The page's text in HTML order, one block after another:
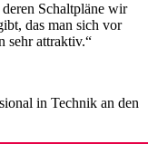
Schaltpläne wir
das man sich vor
sehr attraktiv.“
in Technik an den